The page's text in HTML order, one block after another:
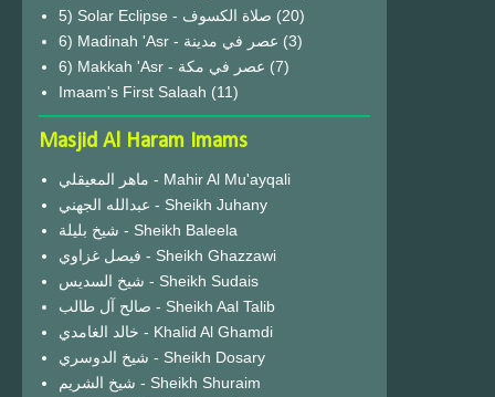
(20)
6) Madinah 'Asr - عصر في مدينة (3)
6) Makkah 'Asr - عصر في مكة (7)
Imaam's First Salaah (11)
Masjid Al Haram Imams
ماهر المعيقلي - Mahir Al Mu'ayqali
عبدالله الجهني - Sheikh Juhany
شيخ بليلة - Sheikh Baleela
فيصل غزاوي - Sheikh Ghazzawi
شيخ السديس - Sheikh Sudais
صالح آل طالب - Sheikh Aal Talib
خالد الغامدي - Khalid Al Ghamdi
شيخ الدوسري - Sheikh Dosary
شيخ الشريم - Sheikh Shuraim